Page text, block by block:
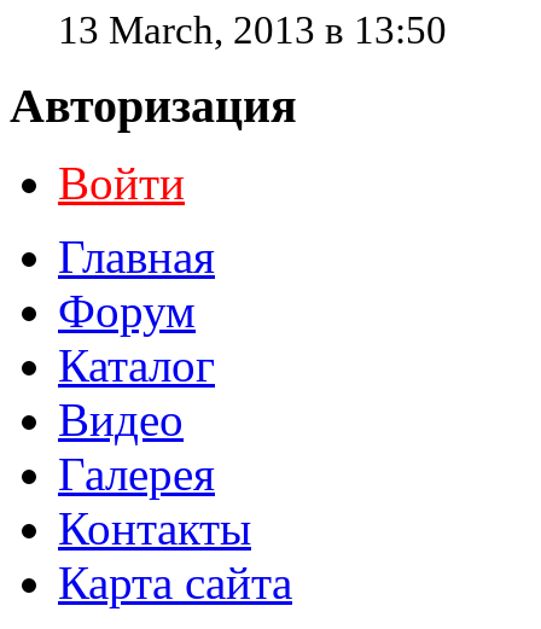
13 March, 2013 в 13:50
Авторизация
Войти
Главная
Форум
Каталог
Видео
Галерея
Контакты
Карта сайта